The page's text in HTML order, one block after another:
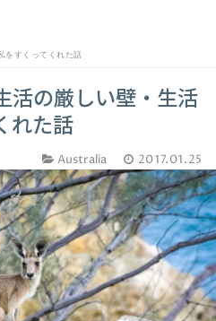
をすくってくれた話
活の厳しい壁・生活
れた話
Australia 2017.01.25